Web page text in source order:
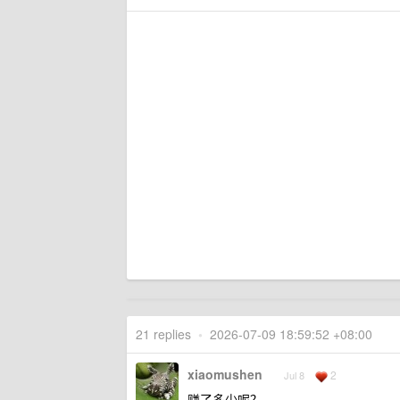
21 replies • 2026-07-09 18:59:52 +08:00
xiaomushen Jul 8 2